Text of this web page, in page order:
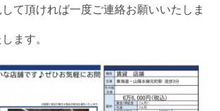
て頂ければ一度ご連絡お願いいたしま
ます。